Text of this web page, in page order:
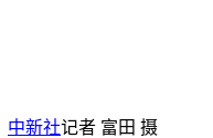
中新社记者 富田 摄